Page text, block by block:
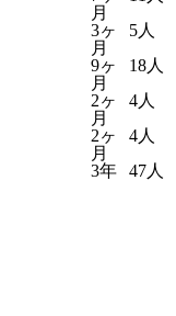
月
3ヶ
月
5人
9ヶ
月
18人
2ヶ
月
4人
2ヶ
月
4人
3年
47人